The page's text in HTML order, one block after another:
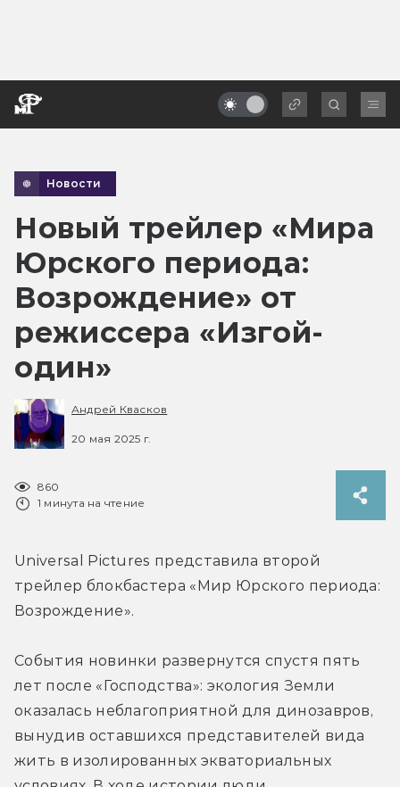
Новости
Новый трейлер «Мира
Юрского периода:
Возрождение» от
режиссера «Изгой-
один»
Андрей Квасков
20 мая 2025 г.
860
1 минута на чтение
Universal Pictures представила второй
трейлер блокбастера «Мир Юрского периода:
Возрождение».
События новинки развернутся спустя пять
лет после «Господства»: экология Земли
оказалась неблагоприятной для динозавров,
вынудив оставшихся представителей вида
жить в изолированных экваториальных